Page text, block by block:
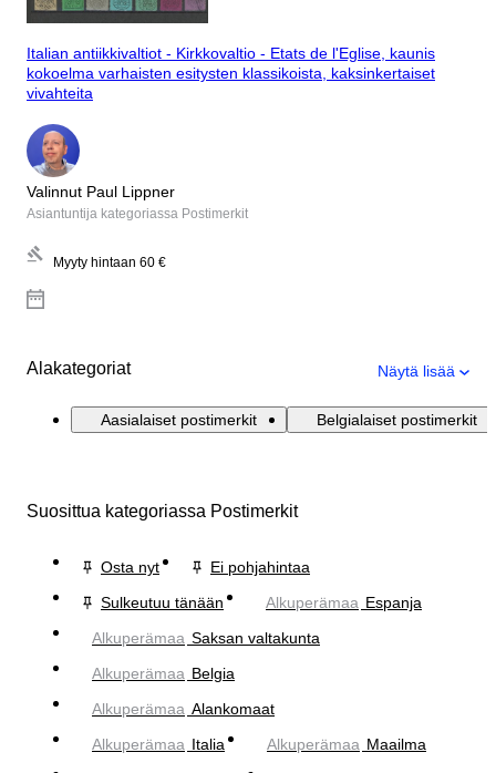
Italian antiikkivaltiot - Kirkkovaltio - Etats de l'Eglise, kaunis
kokoelma varhaisten esitysten klassikoista, kaksinkertaiset
vivahteita
Valinnut Paul Lippner
Asiantuntija kategoriassa Postimerkit
Myyty hintaan 60 €
Alakategoriat Näytä lisää
Aasialaiset postimerkit Belgialaiset postimerkit
Suosittua kategoriassa Postimerkit
Osta nyt
Ei pohjahintaa
Sulkeutuu tänään
Alkuperämaa Espanja
Alkuperämaa Saksan valtakunta
Alkuperämaa Belgia
Alkuperämaa Alankomaat
Alkuperämaa Italia Alkuperämaa Maailma